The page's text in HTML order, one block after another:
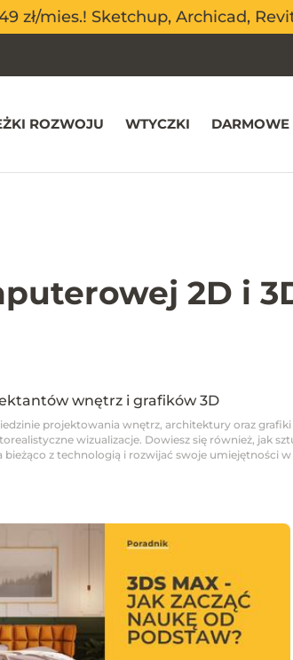
zł/mies.! Sketchup, Archicad,
zł/mies.! Sketchup, Archicad,
ROZWOJU WTYCZKI DARMOWE
2D i
wnętrz i grafików 3D
projektowania wnętrz, architektury oraz
wizualizacje. Dowiesz się również, jak
z technologią i rozwijać swoje umiejętności